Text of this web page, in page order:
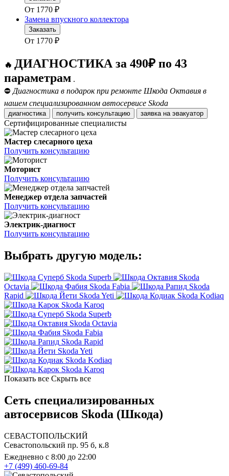
От 1770 ₽
Замена впускного коллектора
Заказать
От 1770 ₽
🔥 ДИАГНОСТИКА за 490₽ по 43
параметрам .
⛔ Диагностика в подарок при ремонте Шкода Октавия в
нашем специализированном автосервисе Skoda
диагностика получить консультацию заявка на эвакуатор
Сертифицированные специалисты
Мастер слесарного цеха
Получить консультацию
Моторист
Получить консультацию
Менеджер отдела запчастей
Получить консультацию
Электрик-диагност
Получить консультацию
Выбрать другую модель:
Skoda Superb
Skoda
Octavia
Skoda Fabia
Skoda
Rapid
Skoda Yeti
Skoda Kodiaq
Skoda Karoq
Skoda Superb
Skoda Octavia
Skoda Fabia
Skoda Rapid
Skoda Yeti
Skoda Kodiaq
Skoda Karoq
Показать все Скрыть все
Сеть специализированных
автосервисов Skoda (Шкода)
СЕВАСТОПОЛЬСКИЙ
Севастопольский пр. 95 б, к.8
Ежедневно с 8:00 до 22:00
+7 (499) 460-69-84